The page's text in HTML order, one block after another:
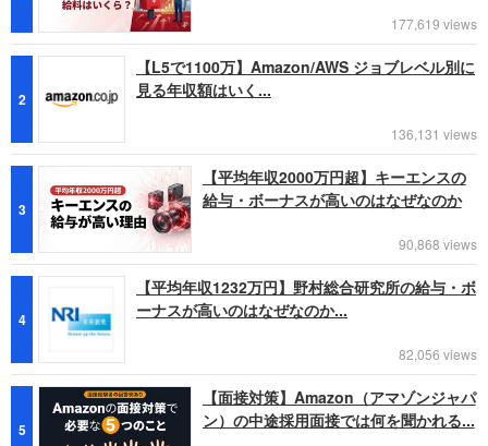
177,619 views
2
【L5で1100万】Amazon/AWS ジョブレベル別に
見る年収額はいく...
136,131 views
3
【平均年収2000万円超】キーエンスの
給与・ボーナスが高いのはなぜなのか
90,868 views
4
【平均年収1232万円】野村総合研究所の給与・ボ
ーナスが高いのはなぜなのか...
82,056 views
5
【面接対策】Amazon（アマゾンジャパ
ン）の中途採用面接では何を聞かれる...